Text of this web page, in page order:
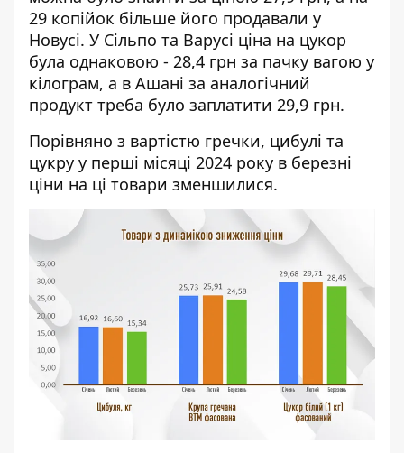
29 копійок більше його продавали у
Новусі. У Сільпо та Варусі ціна на цукор
була однаковою - 28,4 грн за пачку вагою у
кілограм, а в Ашані за аналогічний
продукт треба було заплатити 29,9 грн.
Порівняно з вартістю гречки, цибулі та
цукру у перші місяці 2024 року в березні
ціни на ці товари зменшилися.